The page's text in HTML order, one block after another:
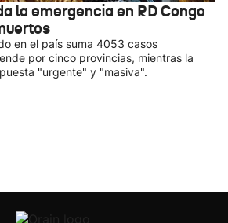
la emergencia en RD Congo
en el país suma 4053 casos
por cinco provincias, mientras la
"urgente" y "masiva".